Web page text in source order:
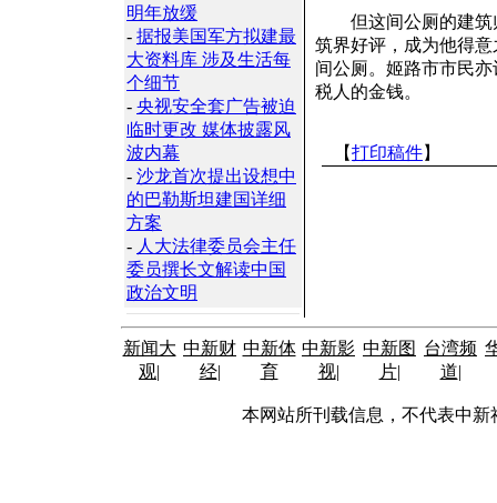
明年放缓
- 据报美国军方拟建最
大资料库 涉及生活每
个细节
- 央视安全套广告被迫
临时更改 媒体披露风
波内幕
- 沙龙首次提出设想中
的巴勒斯坦建国详细
方案
- 人大法律委员会主任
委员撰长文解读中国
政治文明
但这间公厕的建筑
筑界好评，成为他得
间公厕。姬路市市民
税人的金钱。
【打印稿件】
新闻大
观|
中新财
经|
中新体
育
中新影
视|
中新图
片|
台湾频
道|
本网站所刊载信息，不代表中